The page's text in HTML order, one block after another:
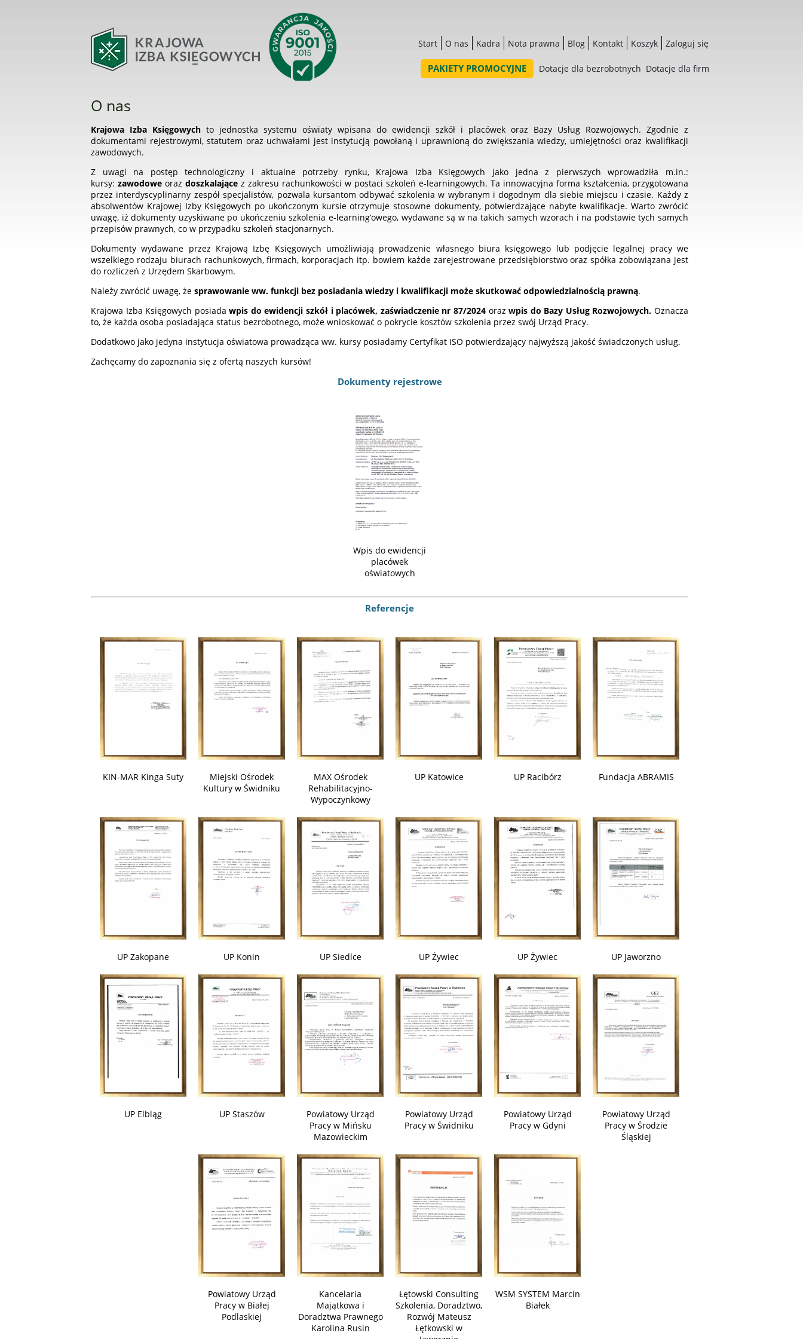
Start O nas Kadra Nota prawna Blog Kontakt Koszyk Zaloguj się
PAKIETY PROMOCYJNE Dotacje dla bezrobotnych Dotacje dla firm
O nas
Krajowa Izba Księgowych to jednostka systemu oświaty wpisana do ewidencji szkół i placówek oraz Bazy Usług Rozwojowych. Zgodnie z
dokumentami rejestrowymi, statutem oraz uchwałami jest instytucją powołaną i uprawnioną do zwiększania wiedzy, umiejętności oraz kwalifikacji
zawodowych.
Z uwagi na postęp technologiczny i aktualne potrzeby rynku, Krajowa Izba Księgowych jako jedna z pierwszych wprowadziła m.in.:
kursy: zawodowe oraz doszkalające z zakresu rachunkowości w postaci szkoleń e-learningowych. Ta innowacyjna forma kształcenia, przygotowana
przez interdyscyplinarny zespół specjalistów, pozwala kursantom odbywać szkolenia w wybranym i dogodnym dla siebie miejscu i czasie. Każdy z
absolwentów Krajowej Izby Księgowych po ukończonym kursie otrzymuje stosowne dokumenty, potwierdzające nabyte kwalifikacje. Warto zwrócić
uwagę, iż dokumenty uzyskiwane po ukończeniu szkolenia e-learning’owego, wydawane są w na takich samych wzorach i na podstawie tych samych
przepisów prawnych, co w przypadku szkoleń stacjonarnych.
Dokumenty wydawane przez Krajową Izbę Księgowych umożliwiają prowadzenie własnego biura księgowego lub podjęcie legalnej pracy we
wszelkiego rodzaju biurach rachunkowych, firmach, korporacjach itp. bowiem każde zarejestrowane przedsiębiorstwo oraz spółka zobowiązana jest
do rozliczeń z Urzędem Skarbowym.
Należy zwrócić uwagę, że sprawowanie ww. funkcji bez posiadania wiedzy i kwalifikacji może skutkować odpowiedzialnością prawną.
Krajowa Izba Księgowych posiada wpis do ewidencji szkół i placówek, zaświadczenie nr 87/2024 oraz wpis do Bazy Usług Rozwojowych.Oznacza
to, że każda osoba posiadająca status bezrobotnego, może wnioskować o pokrycie kosztów szkolenia przez swój Urząd Pracy.
Dodatkowo jako jedyna instytucja oświatowa prowadząca ww. kursy posiadamy Certyfikat ISO potwierdzający najwyższą jakość świadczonych usług.
Zachęcamy do zapoznania się z ofertą naszych kursów!
Dokumenty rejestrowe
Wpis do ewidencji
placówek
oświatowych
Referencje
KIN-MAR Kinga Suty
Miejski Ośrodek
Kultury w Świdniku
MAX Ośrodek
Rehabilitacyjno-
Wypoczynkowy
UP Katowice UP Racibórz Fundacja ABRAMIS
UP Zakopane UP Konin UP Siedlce UP Żywiec UP Żywiec UP Jaworzno
UP Elbląg UP Staszów
Powiatowy Urząd
Pracy w Mińsku
Mazowieckim
Powiatowy Urząd
Pracy w Świdniku
Powiatowy Urząd
Pracy w Gdyni
Powiatowy Urząd
Pracy w Środzie
Śląskiej
Powiatowy Urząd
Pracy w Białej
Podlaskiej
Kancelaria
Majątkowa i
Doradztwa Prawnego
Karolina Rusin
Łętowski Consulting
Szkolenia, Doradztwo,
Rozwój Mateusz
Łętkowski w
WSM SYSTEM Marcin
Białek